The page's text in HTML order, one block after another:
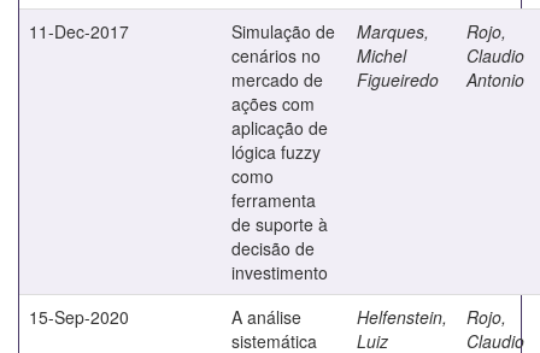
11-Dec-2017
Simulação de
cenários no
mercado de
ações com
aplicação de
lógica fuzzy
como
ferramenta
de suporte à
decisão de
investimento
Marques,
Michel
Figueiredo
Rojo,
Claudio
Antonio
15-Sep-2020
A análise
sistemática
Helfenstein,
Luiz
Rojo,
Claudio